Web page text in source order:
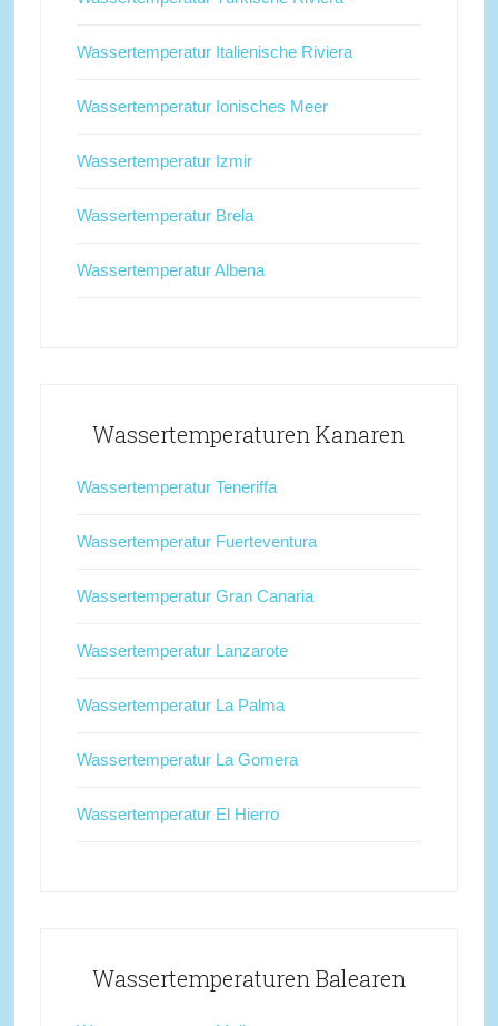
Wassertemperatur Italienische Riviera
Wassertemperatur Ionisches Meer
Wassertemperatur Izmir
Wassertemperatur Brela
Wassertemperatur Albena
Wassertemperaturen Kanaren
Wassertemperatur Teneriffa
Wassertemperatur Fuerteventura
Wassertemperatur Gran Canaria
Wassertemperatur Lanzarote
Wassertemperatur La Palma
Wassertemperatur La Gomera
Wassertemperatur El Hierro
Wassertemperaturen Balearen